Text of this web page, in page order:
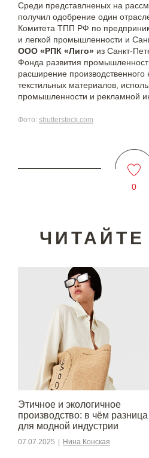
Среди представлненых на
получил одобрение один
Комитета ТПП РФ по
и легкой промышленности и
ООО «РПК «Лиго» из Санкт-
Фонда развития
расширение производственного
текстильных материалов,
промышленности и рекламной
Фото: shutterstock.com
0
Этичное и экологичное
производство: в чём разница
для модной индустрии
07.07.2025 Нина Конская